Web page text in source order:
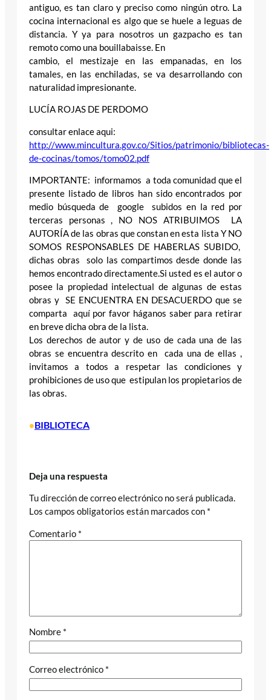
antiguo, es tan claro y preciso como ningún otro. La
cocina internacional es algo que se huele a leguas de
distancia. Y ya para nosotros un gazpacho es tan
remoto como una bouillabaisse. En
cambio, el mestizaje en las empanadas, en los
tamales, en las enchiladas, se va desarrollando con
naturalidad impresionante.
LUCÍA ROJAS DE PERDOMO
consultar enlace aqui:
http://www.mincultura.gov.co/Sitios/patrimonio/bibliotecas-
de-cocinas/tomos/tomo02.pdf
IMPORTANTE: informamos a toda comunidad que el
presente listado de libros han sido encontrados por
medio búsqueda de google subidos en la red por
terceras personas , NO NOS ATRIBUIMOS LA
AUTORÍA de las obras que constan en esta lista Y NO
SOMOS RESPONSABLES DE HABERLAS SUBIDO,
dichas obras solo las compartimos desde donde las
hemos encontrado directamente.Si usted es el autor o
posee la propiedad intelectual de algunas de estas
obras y SE ENCUENTRA EN DESACUERDO que se
comparta aquí por favor háganos saber para retirar
en breve dicha obra de la lista.
Los derechos de autor y de uso de cada una de las
obras se encuentra descrito en cada una de ellas ,
invitamos a todos a respetar las condiciones y
prohibiciones de uso que estipulan los propietarios de
las obras.
•BIBLIOTECA
Deja una respuesta
Tu dirección de correo electrónico no será publicada.
Los campos obligatorios están marcados con *
Comentario *
Nombre *
Correo electrónico *